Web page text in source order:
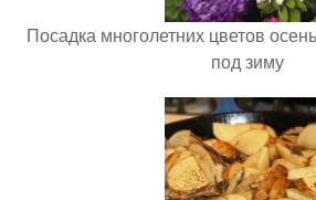
Посадка многолетних цветов
под зиму